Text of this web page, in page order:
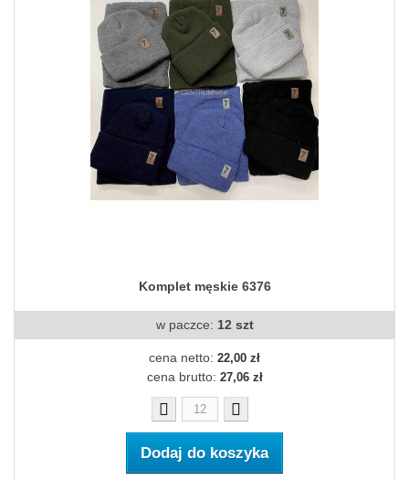
Komplet męskie 6376
w paczce: 12 szt
cena netto: 22,00 zł
cena brutto: 27,06 zł
Dodaj do koszyka